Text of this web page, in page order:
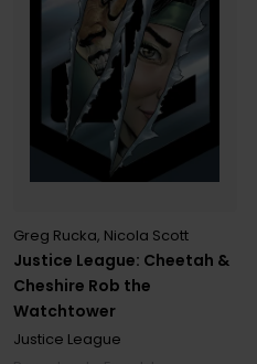
Justice League: Cheetah &
Cheshire Rob the
Watchtower
Greg Rucka, Nicola Scott
Justice League